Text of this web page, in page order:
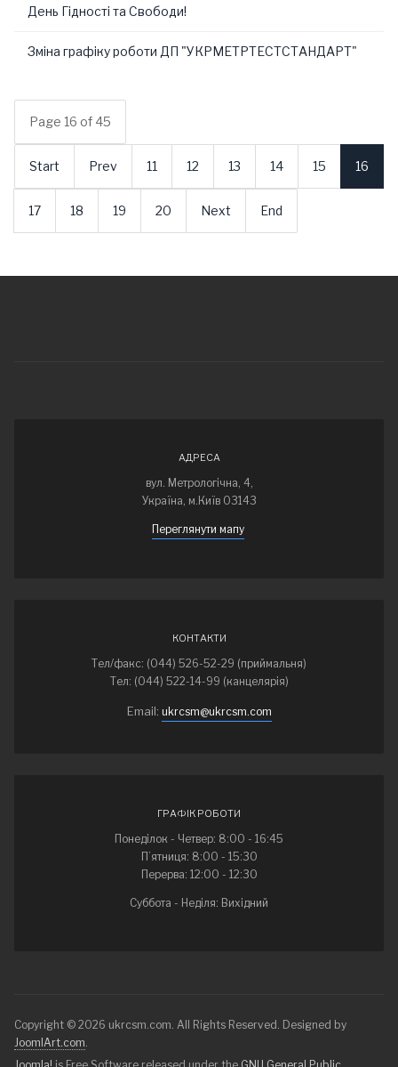
День Гідності та Свободи!
Зміна графіку роботи ДП "УКРМЕТРТЕСТСТАНДАРТ"
Page 16 of 45
Start Prev 11 12 13 14 15 16
17 18 19 20 Next End
АДРЕСА
вул. Метрологічна, 4,
Україна, м.Київ 03143
Переглянути мапу
КОНТАКТИ
Тел/факс: (044) 526-52-29 (приймальня)
Тел: (044) 522-14-99 (канцелярія)
Email: ukrcsm@ukrcsm.com
ГРАФІК РОБОТИ
Понеділок - Четвер: 8:00 - 16:45
П’ятниця: 8:00 - 15:30
Перерва: 12:00 - 12:30
Суббота - Неділя: Вихідний
Copyright © 2026 ukrcsm.com. All Rights Reserved. Designed by
JoomlArt.com.